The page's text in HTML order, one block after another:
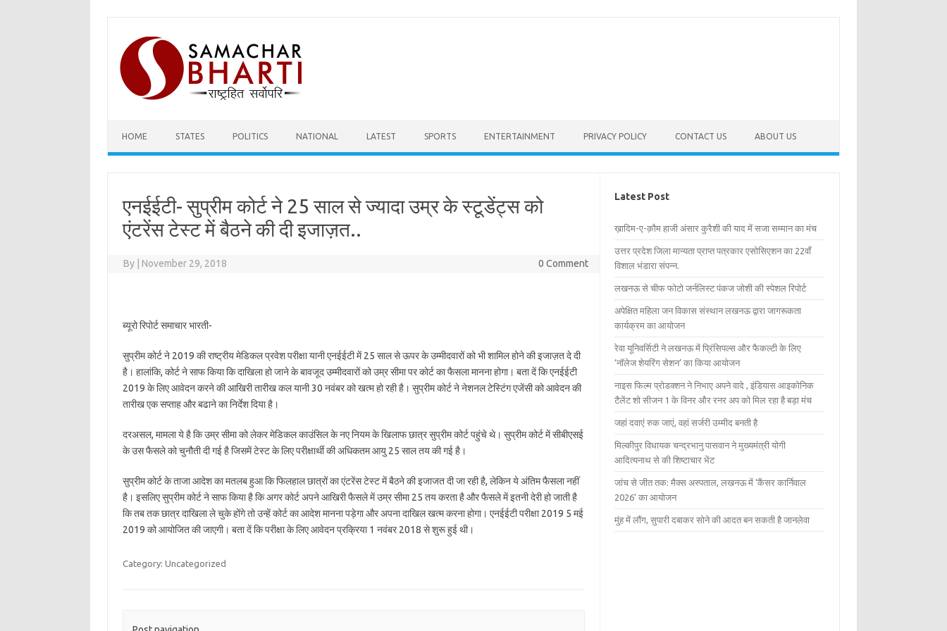
content
HOME STATES POLITICS NATIONAL LATEST SPORTS ENTERTAINMENT PRIVACY POLICY CONTACT US ABOUT US
एनईईटी- सुप्रीम कोर्ट ने 25 साल से ज्यादा उम्र के स्टूडेंट्स को
एंटरेंस टेस्ट में बैठने की दी इजाज़त..
By November 29, 2018 0 Comment
ब्यूरो रिपोर्ट समाचार भारती-
सुप्रीम कोर्ट ने 2019 की राष्ट्रीय मेडिकल प्रवेश परीक्षा यानी एनईईटी में 25 साल से ऊपर के उम्मीदवारों को भी शामिल होने की इजाज़त दे दी
है। हालांकि, कोर्ट ने साफ किया कि दाखिला हो जाने के बावजूद उम्मीदवारों को उम्र सीमा पर कोर्ट का फैसला मानना होगा। बता दें कि एनईईटी
2019 के लिए आवेदन करने की आखिरी तारीख कल यानी 30 नवंबर को खत्म हो रही है। सुप्रीम कोर्ट ने नेशनल टेस्टिंग एजेंसी को आवेदन की
तारीख एक सप्ताह और बढाने का निर्देश दिया है।
दरअसल, मामला ये है कि उम्र सीमा को लेकर मेडिकल काउंसिल के नए नियम के खिलाफ छात्र सुप्रीम कोर्ट पहुंचे थे। सुप्रीम कोर्ट में सीबीएसई
के उस फैसले को चुनौती दी गई है जिसमें टेस्ट के लिए परीक्षार्थी की अधिकतम आयु 25 साल तय की गई है।
सुप्रीम कोर्ट के ताजा आदेश का मतलब हुआ कि फिलहाल छात्रों का एंटरेंस टेस्ट में बैठने की इजाजत दी जा रही है, लेकिन ये अंतिम फैसला नहीं
है। इसलिए सुप्रीम कोर्ट ने साफ किया है कि अगर कोर्ट अपने आखिरी फैसले में उम्र सीमा 25 तय करता है और फैसले में इतनी देरी हो जाती है
कि तब तक छात्र दाखिला ले चुके होंगे तो उन्हें कोर्ट का आदेश मानना पड़ेगा और अपना दाखिल खत्म करना होगा। एनईईटी परीक्षा 2019 5 मई
2019 को आयोजित की जाएगी। बता दें कि परीक्षा के लिए आवेदन प्रक्रिया 1 नवंबर 2018 से शुरू हुई थी।
Category: Uncategorized
Latest Post
ख़ादिम-ए-क़ौम हाजी अंसार कुरैशी की याद में सजा सम्मान का मंच
उत्तर प्रदेश जिला मान्यता प्राप्त पत्रकार एसोसिएशन का 22वाँ
विशाल भंडारा संपन्न.
लखनऊ से चीफ फोटो जर्नलिस्ट पंकज जोशी की स्पेशल रिपोर्ट
अपेक्षित महिला जन विकास संस्थान लखनऊ द्वारा जागरूकता
कार्यक्रम का आयोजन
रेवा यूनिवर्सिटी ने लखनऊ में प्रिंसिपल्स और फैकल्टी के लिए
‘नॉलेज शेयरिंग सेशन’ का किया आयोजन
नाइस फिल्म प्रोडक्शन ने निभाए अपने वादे , इंडियास आइकोनिक
टैलेंट शो सीजन 1 के विनर और रनर अप को मिल रहा है बड़ा मंच
जहां दवाएं रुक जाएं, वहां सर्जरी उम्मीद बनती है
मिल्कीपुर विधायक चन्द्रभानु पासवान ने मुख्यमंत्री योगी
आदित्यनाथ से की शिष्टाचार भेंट
जांच से जीत तक: मैक्स अस्पताल, लखनऊ में ‘कैंसर कार्निवाल
2026’ का आयोजन
मुंह में लौंग, सुपारी दबाकर सोने की आदत बन सकती है जानलेवा